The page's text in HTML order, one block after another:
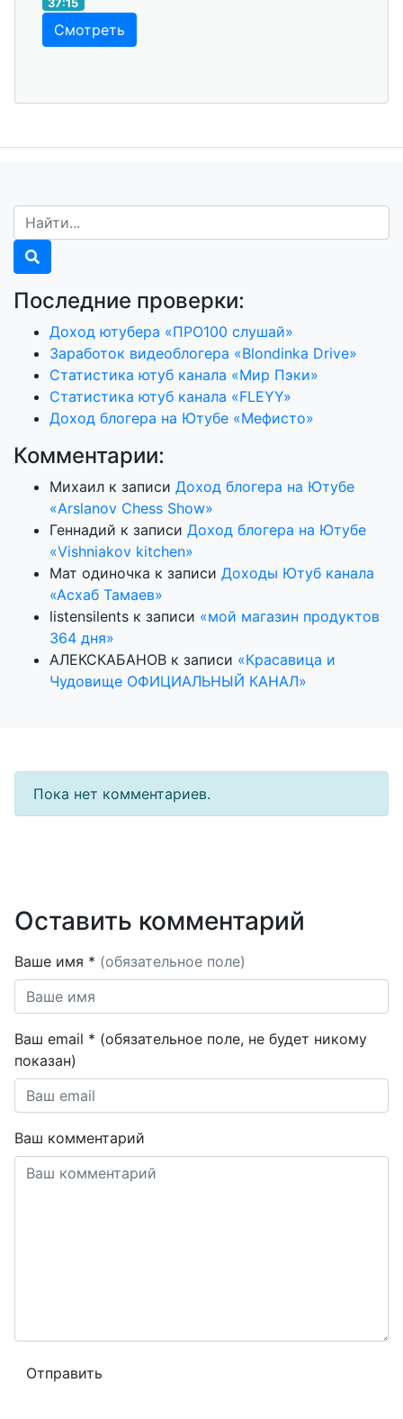
37:15
Смотреть
Последние проверки:
Доход ютубера «ПРО100 слушай»
Заработок видеоблогера «Blondinka Drive»
Статистика ютуб канала «Мир Пэки»
Статистика ютуб канала «FLEYY»
Доход блогера на Ютубе «Мефисто»
Комментарии:
Михаил к записи Доход блогера на Ютубе
«Arslanov Chess Show»
Геннадий к записи Доход блогера на Ютубе
«Vishniakov kitchen»
Мат одиночка к записи Доходы Ютуб канала
«Асхаб Тамаев»
listensilents к записи «мой магазин продуктов
364 дня»
АЛЕКСКАБАНОВ к записи «Красавица и
Чудовище ОФИЦИАЛЬНЫЙ КАНАЛ»
Пока нет комментариев.
Оставить комментарий
Ваше имя * (обязательное поле)
Ваш email * (обязательное поле, не будет никому
показан)
Ваш комментарий